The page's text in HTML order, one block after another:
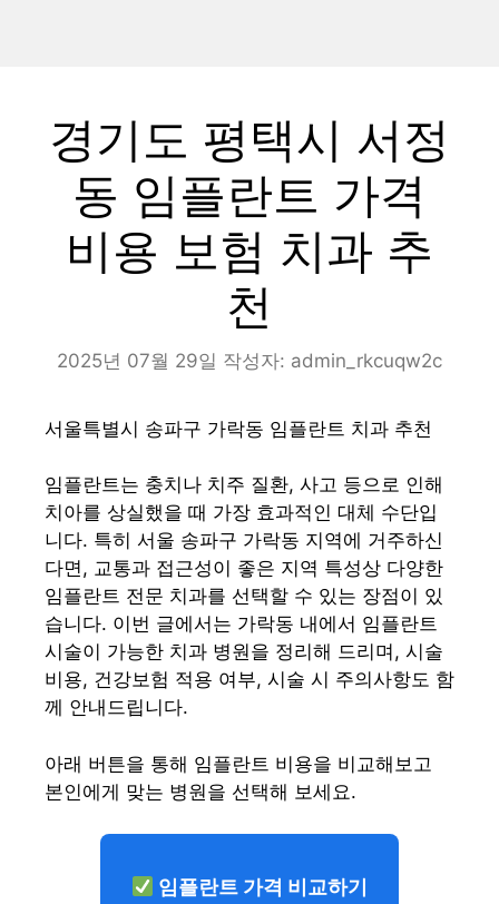
경기도 평택시 서정
동 임플란트 가격
비용 보험 치과 추
천
2025년 07월 29일 작성자: admin_rkcuqw2c
서울특별시 송파구 가락동 임플란트 치과 추천
임플란트는 충치나 치주 질환, 사고 등으로 인해
치아를 상실했을 때 가장 효과적인 대체 수단입
니다. 특히 서울 송파구 가락동 지역에 거주하신
다면, 교통과 접근성이 좋은 지역 특성상 다양한
임플란트 전문 치과를 선택할 수 있는 장점이 있
습니다. 이번 글에서는 가락동 내에서 임플란트
시술이 가능한 치과 병원을 정리해 드리며, 시술
비용, 건강보험 적용 여부, 시술 시 주의사항도 함
께 안내드립니다.
아래 버튼을 통해 임플란트 비용을 비교해보고
본인에게 맞는 병원을 선택해 보세요.
임플란트 가격 비교하기